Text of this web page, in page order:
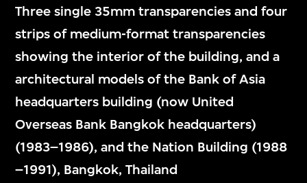
Three single 35mm transparencies and four
strips of medium-format transparencies
showing the interior of the building, and a
architectural models of the Bank of Asia
headquarters building (now United
Overseas Bank Bangkok headquarters)
(1983–1986), and the Nation Building (1988
–1991), Bangkok, Thailand